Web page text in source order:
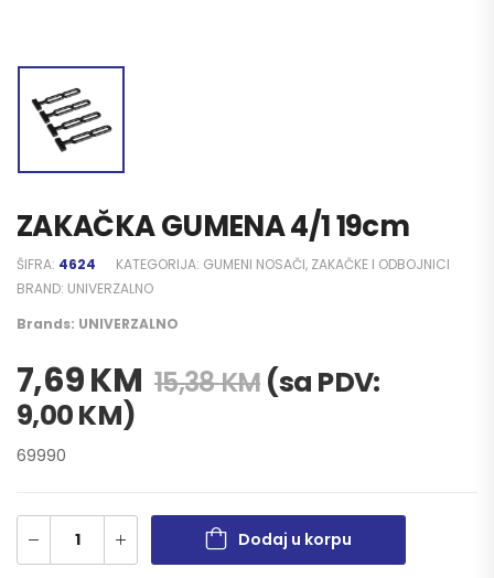
ZAKAČKA GUMENA 4/1 19cm
ŠIFRA: 4624 KATEGORIJA: GUMENI NOSAČI, ZAKAČKE I ODBOJNICI
BRAND: UNIVERZALNO
Brands: UNIVERZALNO
7,69KM 15,38KM (sa PDV:
9,00KM)
69990
Dodaj u korpu